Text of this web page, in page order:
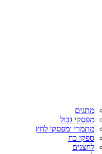
מתגים
מפסקי גבול
מתמרי ומפסקי לחץ
ספקי כח
לחצנים